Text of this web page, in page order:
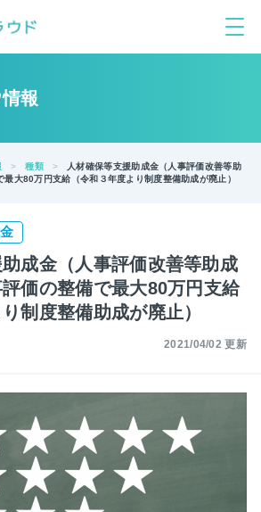
報
種類
人材確保等支援助成金（人事評価改善等助
大80万円支給（令和３年度より制度整備助成が廃止）
成金（人事評価改善等助成
価の整備で最大80万円支給
制度整備助成が廃止）
2021/04/02 更新